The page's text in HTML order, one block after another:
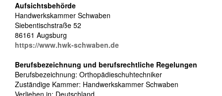
Aufsichtsbehörde
Handwerkskammer Schwaben
Siebentischstraße 52
86161 Augsburg
https://www.hwk-schwaben.de
Berufsbezeichnung und berufsrechtliche Regelungen
Berufsbezeichnung: Orthopädieschuhtechniker
Zuständige Kammer: Handwerkskammer Schwaben
Verliehen in: Deutschland